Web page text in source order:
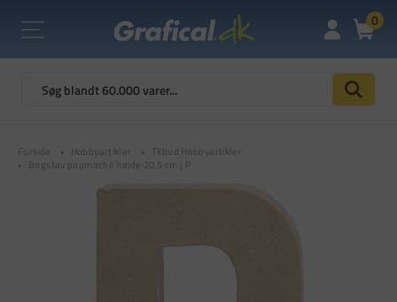
0
Forside Hobbyartikler
Tilbud Hobbyartikler
Bogstav papmaché højde 20,5 cm | P